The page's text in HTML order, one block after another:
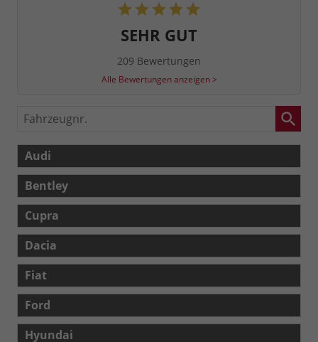
SEHR GUT
209 Bewertungen
Alle Bewertungen anzeigen >
Fahrzeugnr.
Audi
Bentley
Cupra
Dacia
Fiat
Ford
Hyundai